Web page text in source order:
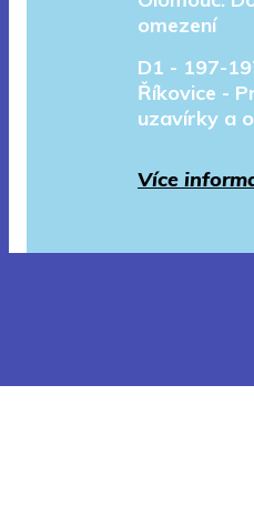
omezení
D1 - 197-
Říkovice -
uzavírky a
Více